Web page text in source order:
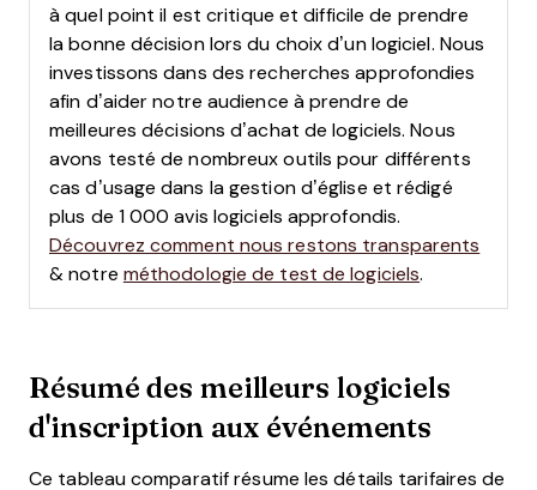
à quel point il est critique et difficile de prendre
la bonne décision lors du choix d’un logiciel. Nous
investissons dans des recherches approfondies
afin d’aider notre audience à prendre de
meilleures décisions d’achat de logiciels. Nous
avons testé de nombreux outils pour différents
cas d’usage dans la gestion d’église et rédigé
plus de 1 000 avis logiciels approfondis.
Découvrez comment nous restons transparents
& notre méthodologie de test de logiciels.
Résumé des meilleurs logiciels
d'inscription aux événements
Ce tableau comparatif résume les détails tarifaires de